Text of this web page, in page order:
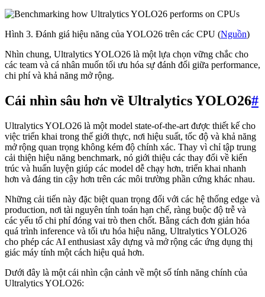
Hình 3. Đánh giá hiệu năng của YOLO26 trên các CPU (Nguồn)
Nhìn chung, Ultralytics YOLO26 là một lựa chọn vững chắc cho
các team và cá nhân muốn tối ưu hóa sự đánh đổi giữa performance,
chi phí và khả năng mở rộng.
Cái nhìn sâu hơn về Ultralytics YOLO26#
Ultralytics YOLO26 là một model state-of-the-art được thiết kế cho
việc triển khai trong thế giới thực, nơi hiệu suất, tốc độ và khả năng
mở rộng quan trọng không kém độ chính xác. Thay vì chỉ tập trung
cải thiện hiệu năng benchmark, nó giới thiệu các thay đổi về kiến
trúc và huấn luyện giúp các model dễ chạy hơn, triển khai nhanh
hơn và đáng tin cậy hơn trên các môi trường phần cứng khác nhau.
Những cải tiến này đặc biệt quan trọng đối với các hệ thống edge và
production, nơi tài nguyên tính toán hạn chế, ràng buộc độ trễ và
các yếu tố chi phí đóng vai trò then chốt. Bằng cách đơn giản hóa
quá trình inference và tối ưu hóa hiệu năng, Ultralytics YOLO26
cho phép các AI enthusiast xây dựng và mở rộng các ứng dụng thị
giác máy tính một cách hiệu quả hơn.
Dưới đây là một cái nhìn cận cảnh về một số tính năng chính của
Ultralytics YOLO26: